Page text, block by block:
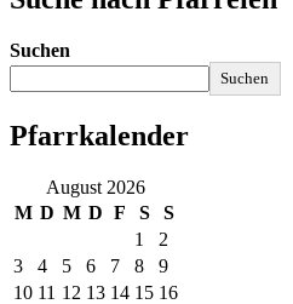
Suchen
Suchen
Pfarrkalender
August 2026
M D M D F S
S
1
2
3
4 5 6 7 8
9
10 11 12 13 14 15 16